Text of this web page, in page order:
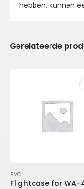
hebben, kunnen
Gerelateerde
PMC
Flightcase for WA-